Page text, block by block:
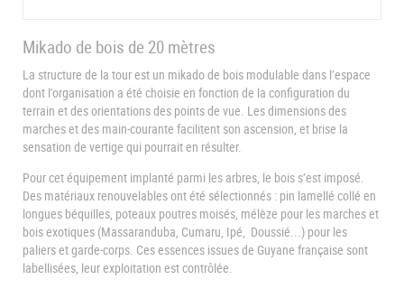
Mikado de bois de 20 mètres
La structure de la tour est un mikado de bois modulable dans l’espace
dont l'organisation a été choisie en fonction de la configuration du
terrain et des orientations des points de vue. Les dimensions des
marches et des main-courante facilitent son ascension, et brise la
sensation de vertige qui pourrait en résulter.
Pour cet équipement implanté parmi les arbres, le bois s’est imposé.
Des matériaux renouvelables ont été sélectionnés : pin lamellé collé en
longues béquilles, poteaux poutres moisés, mélèze pour les marches et
bois exotiques (Massaranduba, Cumaru, Ipé, Doussié...) pour les
paliers et garde-corps. Ces essences issues de Guyane française sont
labellisées, leur exploitation est contrôlée.